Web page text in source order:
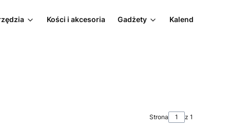
Kości i akcesoria Gadżety Kalendarz
Strona z 1